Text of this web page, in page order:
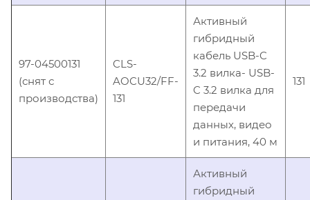
97-04500131
(снят с
производства)
CLS-
AOCU32/FF-
131
Активный
гибридный
кабель USB-C
3.2 вилка- USB-
C 3.2 вилка для
передачи
данных, видео
и питания, 40 м
131
Активный
гибридный